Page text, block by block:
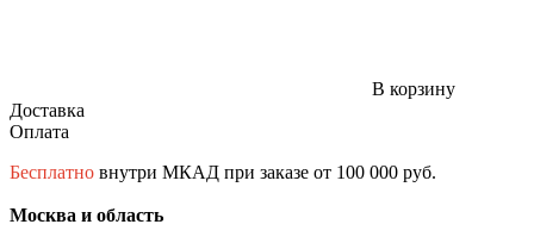
В корзину
Доставка
Оплата
Бесплатно внутри МКАД при заказе от 100 000 руб.
Москва и область